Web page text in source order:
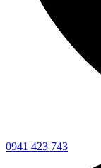
0941 423 743